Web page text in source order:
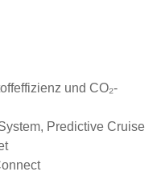
und CO₂-
Predictive Cruise